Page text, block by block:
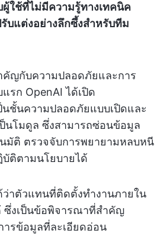
ใช้ที่ไม่มีความรู้ทางเทคนิค
บแต่งอย่างลึกซึ้งสำหรับทีม
คัญกับความปลอดภัยและการ
รก OpenAI ได้เปิด
นชั้นความปลอดภัยแบบเปิดและ
นโมดูล ซึ่งสามารถซ่อนข้อมูล
มัติ ตรวจจับการพยายามหลบหนี
ติตามนโยบายได้
ว่าตัวแทนที่ติดตั้งทำงานภายใน
ซึ่งเป็นข้อพิจารณาที่สำคัญ
รข้อมูลที่ละเอียดอ่อน